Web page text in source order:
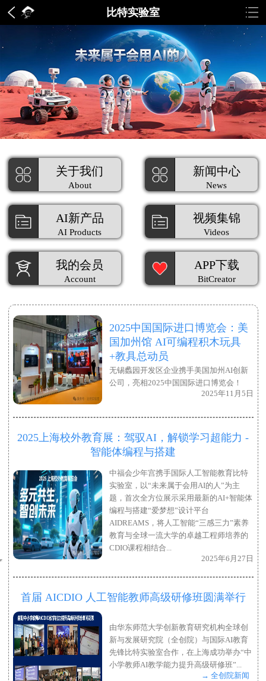
比特实验室
关于我们
About
新闻中心
News
AI新产品
AI Products
视频集锦
Videos
我的会员
Account
APP下载
BitCreator
2025中国国际进口博览会：美
国加州馆 AI可编程积木玩具
+教具总动员
无锡蠡园开发区企业携手美国加州AI创新
公司，亮相2025中国国际进口博览会！
2025年11月5日
2025上海校外教育展：驾驭AI，解锁学习超能力 -
智能体编程与搭建
中福会少年宫携手国际人工智能教育比特
实验室，以“未来属于会用AI的人”为主
题，首次全方位展示采用最新的AI+智能体
编程与搭建“爱梦想”设计平台
AIDREAMS，将人工智能“三感三力”素养
教育与全球一流大学的卓越工程师培养的
CDIO课程相结合...
2025年6月27日
首届 AICDIO 人工智能教师高级研修班圆满举行
由华东师范大学创新教育研究机构全球创
新与发展研究院（全创院）与国际AI教育
先锋比特实验室合作，在上海成功举办“中
小学教师AI教学能力提升高级研修班”...
→ 全创院新闻